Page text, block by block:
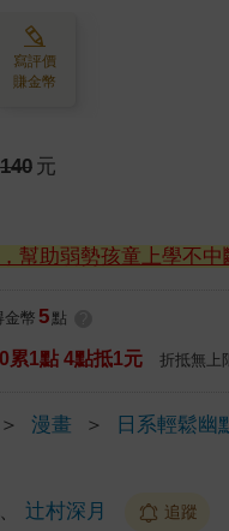
寫評價
賺金幣
140 元
幫助弱勢孩童上學不中
金幣 5 點
累1點 4點抵1元 折抵無上
＞ 漫畫 ＞ 日系輕鬆幽
辻村深月 追蹤